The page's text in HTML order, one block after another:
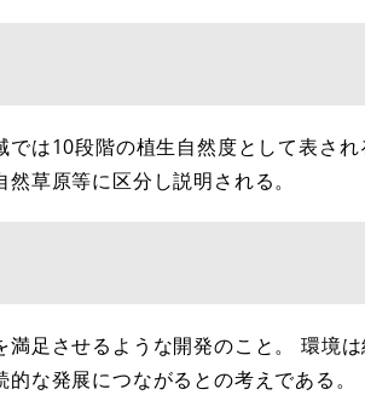
は10段階の植生自然度として表され
草原等に区分し説明される。
足させるような開発のこと。 環境
な発展につながるとの考えである。